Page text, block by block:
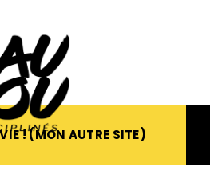
! (MON AUTRE SITE)